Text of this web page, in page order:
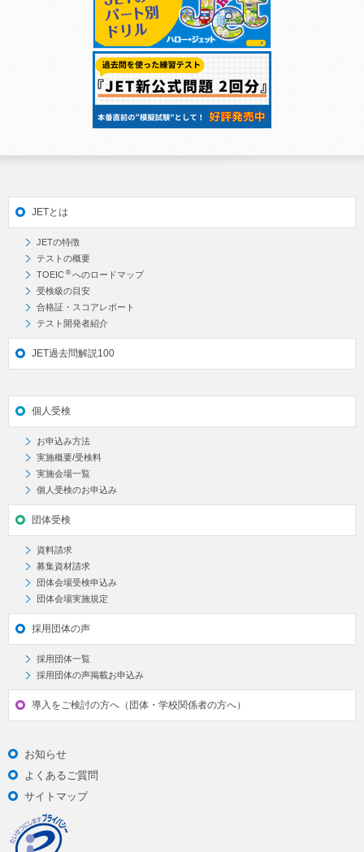
JETとは
JETの特徴
テストの概要
TOEIC ® へのロードマップ
受検級の目安
合格証・スコアレポート
テスト開発者紹介
JET過去問解説100
個人受検
お申込み方法
実施概要/受検料
実施会場一覧
個人受検のお申込み
団体受検
資料請求
募集資材請求
団体会場受検申込み
団体会場実施規定
採用団体の声
採用団体一覧
採用団体の声掲載お申込み
導入をご検討の方へ（団体・学校関係者の方へ）
お知らせ
よくあるご質問
サイトマップ